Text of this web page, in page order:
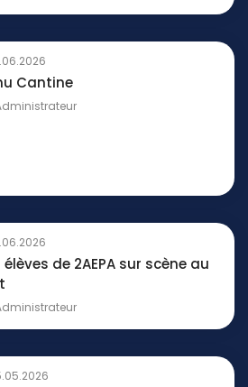
Cantine
élèves de 2AEPA sur scène au